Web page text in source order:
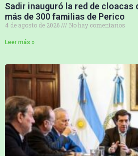
Sadir inauguró la red de cloacas
más de 300 familias de Perico
4 de agosto de 2026 No hay comentarios
Leer más »